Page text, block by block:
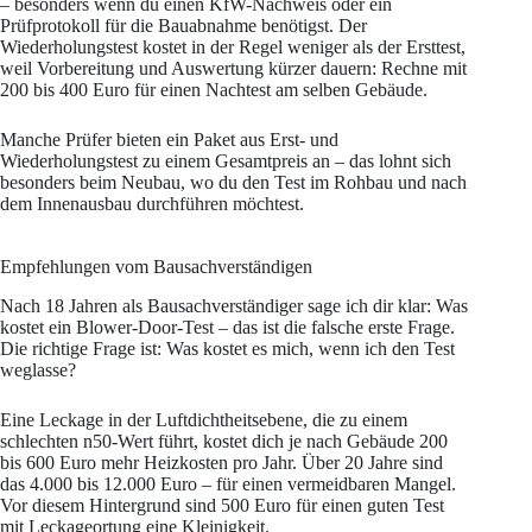
– besonders wenn du einen KfW-Nachweis oder ein
Prüfprotokoll für die Bauabnahme benötigst. Der
Wiederholungstest kostet in der Regel weniger als der Ersttest,
weil Vorbereitung und Auswertung kürzer dauern: Rechne mit
200 bis 400 Euro für einen Nachtest am selben Gebäude.
Manche Prüfer bieten ein Paket aus Erst- und
Wiederholungstest zu einem Gesamtpreis an – das lohnt sich
besonders beim Neubau, wo du den Test im Rohbau und nach
dem Innenausbau durchführen möchtest.
Empfehlungen vom Bausachverständigen
Nach 18 Jahren als Bausachverständiger sage ich dir klar: Was
kostet ein Blower-Door-Test – das ist die falsche erste Frage.
Die richtige Frage ist: Was kostet es mich, wenn ich den Test
weglasse?
Eine Leckage in der Luftdichtheitsebene, die zu einem
schlechten n50-Wert führt, kostet dich je nach Gebäude 200
bis 600 Euro mehr Heizkosten pro Jahr. Über 20 Jahre sind
das 4.000 bis 12.000 Euro – für einen vermeidbaren Mangel.
Vor diesem Hintergrund sind 500 Euro für einen guten Test
mit Leckageortung eine Kleinigkeit.